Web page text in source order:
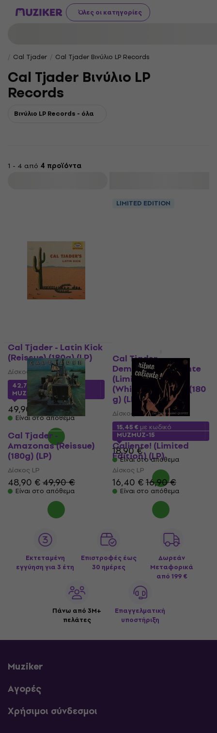
Όλες οι κατηγορίες
Cal Tjader Cal Tjader Βινύλιο LP Records
Cal Tjader Βινύλιο LP
Records
Βινύλιο LP Records - όλα
1 - 4 από 4 προϊόντα
Cal Tjader - Latin Kick
(Reissue) (180g) (LP)
Δίσκος LP
42,72 € με κωδικό
MUZMUZ-10
49,90 €
Είναι στο απόθεμα
LIMITED EDITION
Cal Tjader -
Demasiado Caliente
(Limited Edition)
(White Coloured) (180
g) (LP)
Δίσκος LP
15,45 € με κωδικό
MUZMUZ-15
18,90 €
Είναι στο απόθεμα
Cal Tjader -
Amazonas (Reissue)
(180g) (LP)
Δίσκος LP
48,90 €49,90 €
Είναι στο απόθεμα
Cal Tjader - Ritmo
Caliente! (Limited
Edition) (LP)
Δίσκος LP
16,40 €16,90 €
Είναι στο απόθεμα
Εκτεταμένη
εγγύηση για 3 έτη
Επιστροφές έως
30 ημέρες
Δωρεάν
Μεταφορικά
από 199 €
Πάνω από 3M+
πελάτες
Επαγγελματική
υποστήριξη
Muziker
Αγορές
Χρήσιμοι σύνδεσμοι